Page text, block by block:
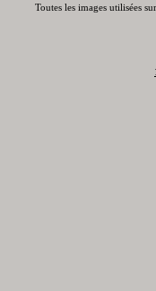
Toutes les images utilisées